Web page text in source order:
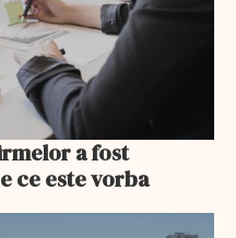
a fost
ce este vorba